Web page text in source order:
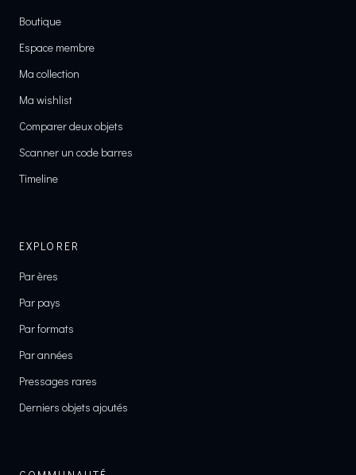
Boutique
Espace membre
Ma collection
Ma wishlist
Comparer deux objets
Scanner un code barres
Timeline
EXPLORER
Par ères
Par pays
Par formats
Par années
Pressages rares
Derniers objets ajoutés